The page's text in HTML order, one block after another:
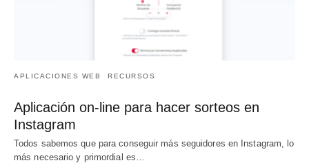
APLICACIONES WEB RECURSOS
Aplicación on-line para hacer sorteos en
Instagram
Todos sabemos que para conseguir más seguidores en Instagram, lo
más necesario y primordial es…